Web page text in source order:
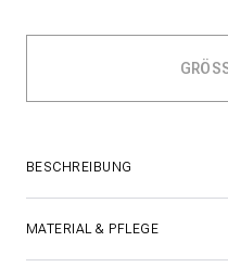
BESCHREIBUNG
MATERIAL & PFLEGE